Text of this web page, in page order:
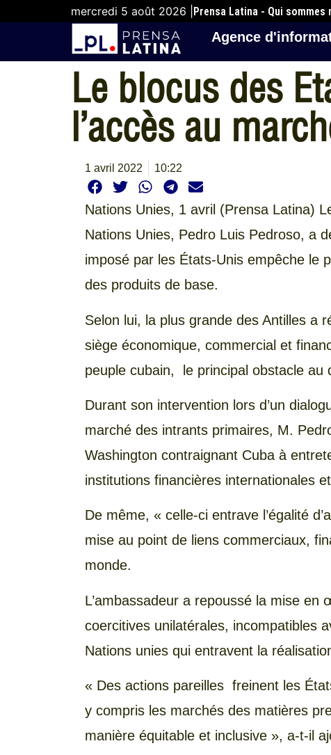
mercredi 5 août 2026 | Prensa Latina - Qui sommes
Agence
Le blocus des
l’accès au
1 avril 2022 10:22
Nations Unies, 1 avril (Prensa Latina)
Nations Unies, Pedro Luis Pedroso, a
imposé par les États-Unis empêche le
des produits de base.
Selon lui, la plus grande des Antilles a
siège économique, commercial et
peuple cubain, le principal obstacle au
Durant son intervention lors d’un
marché des intrants primaires, M.
Washington contraignant Cuba à
institutions financières internationales
De même, « celle-ci entrave l’égalité
mise au point de liens commerciaux,
monde.
L’ambassadeur a repoussé la mise
coercitives unilatérales, incompatibles
Nations unies qui entravent la
« Des actions pareilles freinent les
y compris les marchés des matières
manière équitable et inclusive », a-t-il